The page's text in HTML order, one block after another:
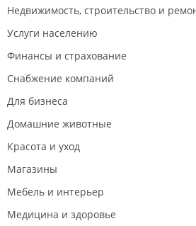
Недвижимость, строительство и
Услуги населению
Финансы и страхование
Снабжение компаний
Для бизнеса
Домашние животные
Красота и уход
Магазины
Мебель и интерьер
Медицина и здоровье